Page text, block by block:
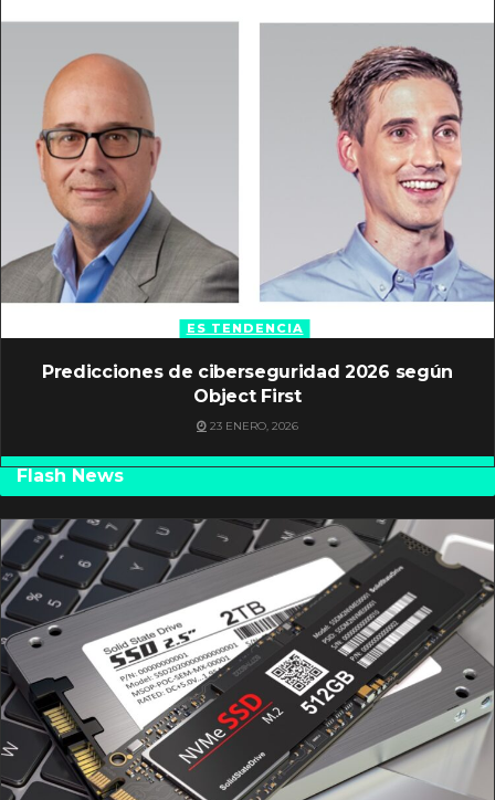
ES TENDENCIA
Predicciones de ciberseguridad 2026 según
Object First
23 ENERO, 2026
Flash News